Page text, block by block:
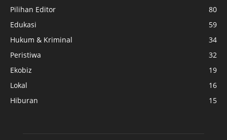
Pilihan Editor
80
Edukasi
59
Hukum & Kriminal
34
Peristiwa
32
Ekobiz
19
Lokal
16
Hiburan
15